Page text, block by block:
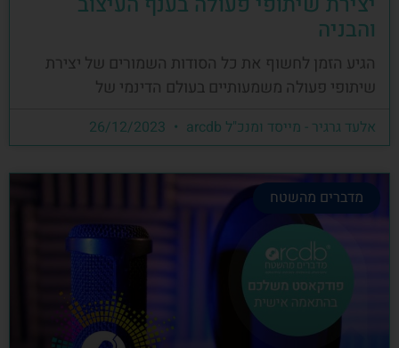
והבניה
הגיע הזמן לחשוף את כל הסודות השמורים של יצירת
שיתופי פעולה משמעותיים בעולם הדינמי של
אלעד גרגיר - מייסד ומנכ"ל arcdb
מדברים מהשטח